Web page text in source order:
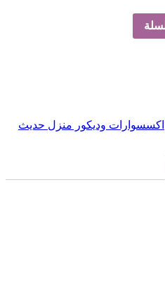
اكسسوارات وديكور منزل حديث